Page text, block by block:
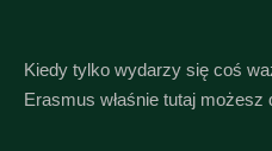
Kiedy tylko wydarzy się coś
Erasmus właśnie tutaj